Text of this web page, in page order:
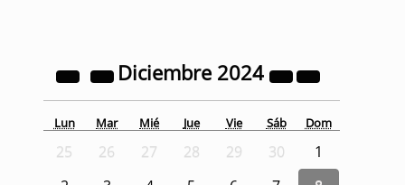
Diciembre 2024
Lun Mar Mié Jue Vie Sáb Dom
25 26 27 28 29 30
1